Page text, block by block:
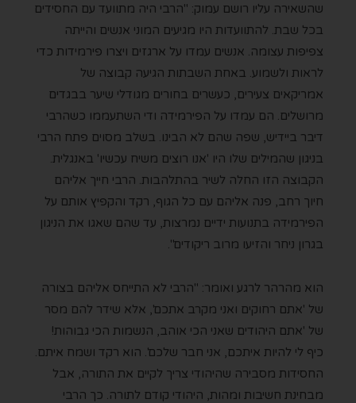
שהשאירה עליו רושם עמוק: "הרבי היה מתוועד עם החסידים
בכל שבת. להתוועדות היו מגיעים המוני אנשים והייתה
צפיפות עצומה. אנשים עמדו על ארגזים ויצרו פירמידות כדי
לראות ולשמוע. באחת השבתות הגיעה קבוצה של
אמריקאים צעירים, כעשרים בחורים מגודלי שיער בבגדים
מרושלים. הם עמדו על הפירמידה ודי השתעממו כשהרבי
דיבר ביידיש, שפה שהם לא הבינו. בשלב מסוים פתח הרבי
בניגון שהמילים שלו היו 'אנו רוצים משיח עכשיו' באנגלית.
הקבוצה הזו החלה לשיר בהתלהבות. הרבי חייך אליהם
חיוך רחב, פנה אליהם עם כל הגוף, רקד והקפיץ אותם על
הפירמידה בתנועות ידיים נמרצות, עד שהם שאגו את הניגון
בגרון ניחר והזיעו מרוב ריקודים".
הוא מהרהר לרגע ואומר: "הרבי לא התייחס אליהם בצורה
של 'אתם רחוקים ואני מקרב אתכם', אלא שידר להם מסר
של 'אתם היהודים שאני הכי אוהב, הנשמות הכי גבוהות!
כיף לי להיות איתכם, אני חבר שלכם'. הוא רקד ושמח איתם.
החסידות מסבירה שהיהודי צריך לקיים את התורה, אבל
מבחינת חשיבות ומהות, היהודי קודם לתורה. כך הרבי